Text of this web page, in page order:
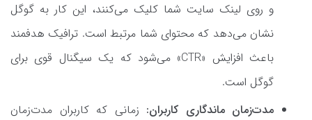
و روی لینک سایت شما کلیک می‌کنند، این کار به گوگل
نشان می‌دهد که محتوای شما مرتبط است. ترافیک هدفمند
باعث افزایش «CTR» می‌شود که یک سیگنال قوی برای
گوگل است.
مدت‌زمان ماندگاری کاربران: زمانی که کاربران مدت‌زمان